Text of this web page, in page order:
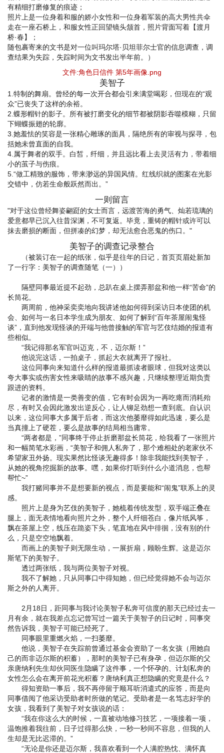
有精细打磨修复的痕迹；
照片上是一位身着和服的娇小女性和一位身着军装的高大男性共伞
走在一座石桥上，和服女性正回望镜头颔首，照片背面写着【渡月
桥·春】；
随包裹寄来的文书是对一位叫玛尔塔·贝坦菲尔士官的信息调查，调
查结果为失踪，失踪时间为文书发出半年前。）
文件:角色日信件 第5年画像.png
美智子
1.特制的舞扇。曾经的每一次开合都会引来满堂喝彩，但现在的“观
众”已丧失了这样的余裕。
2.蝶形帽针的影子。所有被打磨变化的细节都被阴影吞噬模糊，只留
下蝴蝶振翅的轮廓。
3.她羞怯的笑容是一张精心雕琢的面具，隔绝所有的审视与探寻，包
括她未曾直面的自我。
4.属于舞者的双手。白皙，纤细，并且远比看上去灵活有力，带着细
小的茧子与伤痕。
5.“做工精致的服饰，带来渺远的异国风情。红线织就的图案在光影
交错中，仿若生命般跃然而出。”
一则留言
"对于这位曾经舞姿翩跹的女士而言，远渡苦海的勇气、灿若琉璃的
爱意都早已沉入往昔深渊，不可复返。毕竟，重铸的帽针或许可以
抹去磨损的断面，但拼凑的幻梦，却无法愈合恶鬼的伤口。"
美智子的调查记录整合
（被装订在一起的纸张，似乎是往年的日记，首页页眉处新加
了一行字：美智子的调查随笔（一））
隔壁同事最近提不起劲，总趴在桌上摆弄那盆和他一样“苦命”的
长筒花。
两周前，他神采奕奕地向我讲述他如何得到采访日本使团的机
会、如何与一名日本学生成为朋友、如何了解到“百年茶屋闹鬼怪
谈”，直到他发现怪谈的开端与他曾接触的军官与艺伎结婚的报道有
些相似。
“我记得那名军官叫迈克，不，迈尔斯！”
他说完这话，一拍桌子，抓起大衣就离开了报社。
这位同事向来知道什么样的报道最抓读者眼球，但我对这类以
夸大事实或伤害女性来吸睛的故事不感兴趣，只继续整理近期负责
跟进的资料。
记者的激情是一类善变的值，它有时会因为一再吃瘪而消耗殆
尽，有时又会因此激发出逆反心，让人铆足劲想一查到底。自认识
以来，这位同事大多属于后者，而这次他萎靡得如此迅速，要么是
当真撞上了硬茬，要么是故事的结局相当庸常。
“两者都是，”同事终于停止折磨那盆长筒花，给我看了一张照片
和一幅简笔水彩画，“美智子和佣人私奔了，那个难相处的老家伙不
希望家丑外扬。现实果然比怪谈无趣得多！除非我能找到美智子，
从她的视角挖掘新的故事。嘿，如果你打听到什么小道消息，也帮
帮忙~”
我打赌同事并不是想要新的视点，而是要能和“闹鬼”联系上的灵
感。
照片上是身为艺伎的美智子，她梳着传统发型，双手端正叠在
腿上，面无表情地看向照片之外，整个人纤细苍白，像片纸风筝，
飘在茶屋上空，线压在跪姿下头，笔直地在风中徘徊，没有别的什
么，只是空空地飘着。
而画上的美智子则无限生动，一展折扇，顾盼生辉。这是迈尔
斯笔下的美智子。
透过两张纸，我与两位美智子对视。
我不了解她，只从同事口中得知她，但已经觉得她不会与迈尔
斯之外的人离开。
2月18日，距同事与我讨论美智子私奔可信度的那天已经过去一
月有余，就在我差点忘记曾写过一篇关于美智子的日记时，同事突
然告诉我，美智子可能已经死了。
同事眼里重燃火焰，一扫萎靡。
他说，美智子在失踪前曾通过基金会资助了一名女孩（用她自
己的而非迈尔斯的积蓄），那时的美智子已有身孕，但迈尔斯的父
亲唐纳利先生却伙同医生隐瞒了这件事，一个怀孕的、计划私奔的
女性怎么会在离开前花光积蓄？唐纳利真正想隐瞒的究竟是什么？
得知资助一事后，我不再停留于顺耳听消遣式的应答，而是向
同事借阅了他采访受助者时所做的笔记。受助者是一名笃志好学的
女孩，我看到了美智子对女孩说的话：
“我在你这么大的时候，一直被动地修习技艺，一项接着一项，
温饱推着我往前，日子过得那么快，一秒一秒间不容息，但我的人
生却是无比迟滞的。”
“无论是你还是迈尔斯，我喜欢看到一个人满腔热忱、满怀真